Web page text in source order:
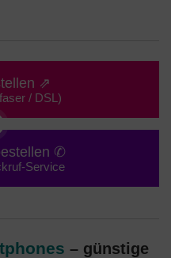
⇗
/ DSL)
✆
Service
– günstige